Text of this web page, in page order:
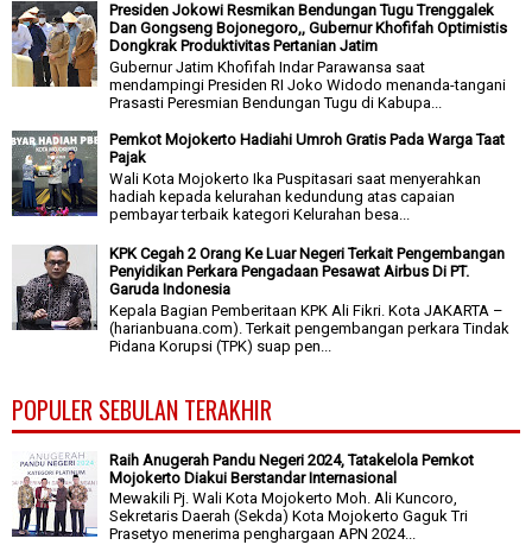
Presiden Jokowi Resmikan Bendungan Tugu Trenggalek
Dan Gongseng Bojonegoro,, Gubernur Khofifah Optimistis
Dongkrak Produktivitas Pertanian Jatim
Gubernur Jatim Khofifah Indar Parawansa saat
mendampingi Presiden RI Joko Widodo menanda-tangani
Prasasti Peresmian Bendungan Tugu di Kabupa...
Pemkot Mojokerto Hadiahi Umroh Gratis Pada Warga Taat
Pajak
Wali Kota Mojokerto Ika Puspitasari saat menyerahkan
hadiah kepada kelurahan kedundung atas capaian
pembayar terbaik kategori Kelurahan besa...
KPK Cegah 2 Orang Ke Luar Negeri Terkait Pengembangan
Penyidikan Perkara Pengadaan Pesawat Airbus Di PT.
Garuda Indonesia
Kepala Bagian Pemberitaan KPK Ali Fikri. Kota JAKARTA –
(harianbuana.com). Terkait pengembangan perkara Tindak
Pidana Korupsi (TPK) suap pen...
POPULER SEBULAN TERAKHIR
Raih Anugerah Pandu Negeri 2024, Tatakelola Pemkot
Mojokerto Diakui Berstandar Internasional
Mewakili Pj. Wali Kota Mojokerto Moh. Ali Kuncoro,
Sekretaris Daerah (Sekda) Kota Mojokerto Gaguk Tri
Prasetyo menerima penghargaan APN 2024...